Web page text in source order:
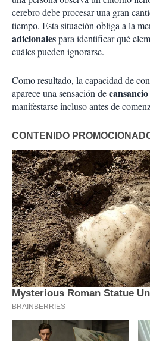
cerebro debe procesar una gran
tiempo. Esta situación obliga a la
adicionalespara identificar qué
cuáles pueden ignorarse.
Como resultado, la capacidad de
aparece una sensación de
manifestarse incluso antes de